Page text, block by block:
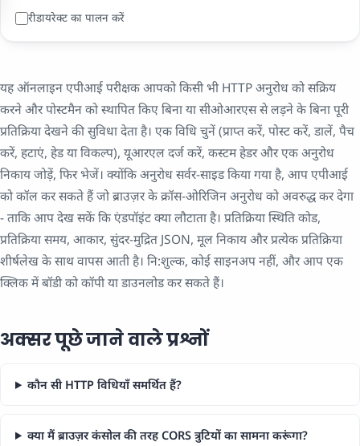
रीडायरेक्ट का पालन करें
यह ऑनलाइन एपीआई परीक्षक आपको किसी भी HTTP अनुरोध को सक्रिय
करने और पोस्टमैन को स्थापित किए बिना या सीओआरएस से लड़ने के बिना पूरी
प्रतिक्रिया देखने की सुविधा देता है। एक विधि चुनें (प्राप्त करें, पोस्ट करें, डालें, पैच
करें, हटाएं, हेड या विकल्प), यूआरएल दर्ज करें, कस्टम हेडर और एक अनुरोध
निकाय जोड़ें, फिर भेजें। क्योंकि अनुरोध सर्वर-साइड किया गया है, आप एपीआई
को कॉल कर सकते हैं जो ब्राउज़र के क्रॉस-ओरिजिन अनुरोध को अवरुद्ध कर देगा
- ताकि आप देख सकें कि एंडपॉइंट क्या लौटाता है। प्रतिक्रिया स्थिति कोड,
प्रतिक्रिया समय, आकार, सुंदर-मुद्रित JSON, मूल निकाय और प्रत्येक प्रतिक्रिया
शीर्षलेख के साथ वापस आती है। नि:शुल्क, कोई साइनअप नहीं, और आप एक
क्लिक में बॉडी को कॉपी या डाउनलोड कर सकते हैं।
अक्सर पूछे जाने वाले प्रश्नों
कौन सी HTTP विधियाँ समर्थित हैं?
क्या मैं ब्राउज़र कंसोल की तरह CORS त्रुटियों का सामना करूंगा?